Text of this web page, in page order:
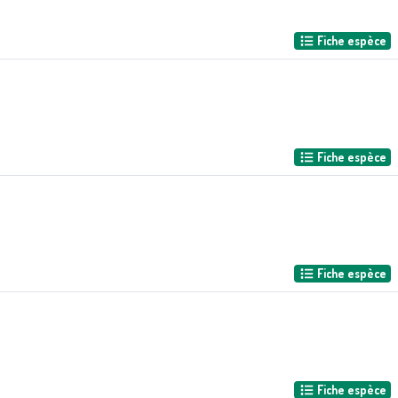
Fiche espèce
Fiche espèce
Fiche espèce
Fiche espèce